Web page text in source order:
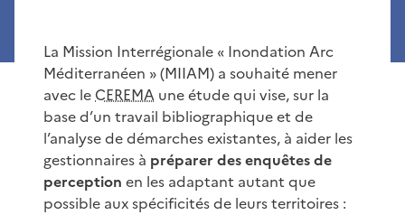
La Mission Interrégionale « Inondation Arc
Méditerranéen » (MIIAM) a souhaité mener
avec le CEREMA une étude qui vise, sur la
base d’un travail bibliographique et de
l’analyse de démarches existantes, à aider les
gestionnaires à préparer des enquêtes de
perception en les adaptant autant que
possible aux spécificités de leurs territoires :